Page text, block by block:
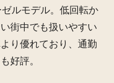
ルモデル。低回転か
街中でも扱いやすい
り優れており、通勤
好評。